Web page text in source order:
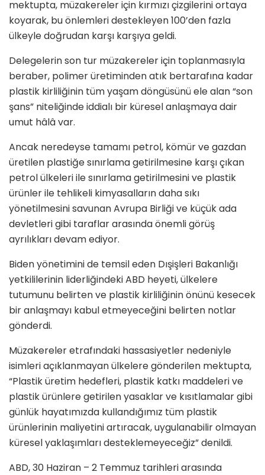
mektupta, müzakereler için kırmızı çizgilerini ortaya
koyarak, bu önlemleri destekleyen 100’den fazla
ülkeyle doğrudan karşı karşıya geldi.
Delegelerin son tur müzakereler için toplanmasıyla
beraber, polimer üretiminden atık bertarafına kadar
plastik kirliliğinin tüm yaşam döngüsünü ele alan “son
şans” niteliğinde iddialı bir küresel anlaşmaya dair
umut hâlâ var.
Ancak neredeyse tamamı petrol, kömür ve gazdan
üretilen plastiğe sınırlama getirilmesine karşı çıkan
petrol ülkeleri ile sınırlama getirilmesini ve plastik
ürünler ile tehlikeli kimyasalların daha sıkı
yönetilmesini savunan Avrupa Birliği ve küçük ada
devletleri gibi taraflar arasında önemli görüş
ayrılıkları devam ediyor.
Biden yönetimini de temsil eden Dışişleri Bakanlığı
yetkililerinin liderliğindeki ABD heyeti, ülkelere
tutumunu belirten ve plastik kirliliğinin önünü kesecek
bir anlaşmayı kabul etmeyeceğini belirten notlar
gönderdi.
Müzakereler etrafındaki hassasiyetler nedeniyle
isimleri açıklanmayan ülkelere gönderilen mektupta,
“Plastik üretim hedefleri, plastik katkı maddeleri ve
plastik ürünlere getirilen yasaklar ve kısıtlamalar gibi
günlük hayatımızda kullandığımız tüm plastik
ürünlerinin maliyetini artıracak, uygulanabilir olmayan
küresel yaklaşımları desteklemeyeceğiz” denildi.
ABD, 30 Haziran – 2 Temmuz tarihleri arasında